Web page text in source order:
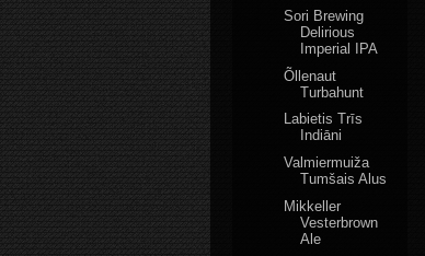
Sori Brewing
Delirious
Imperial IPA
Õllenaut
Turbahunt
Labietis Trīs
Indiāni
Valmiermuiža
Tumšais Alus
Mikkeller
Vesterbrown
Ale